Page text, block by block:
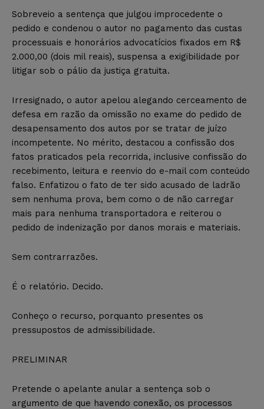
Sobreveio a sentença que julgou improcedente o
pedido e condenou o autor no pagamento das custas
processuais e honorários advocatícios fixados em R$
2.000,00 (dois mil reais), suspensa a exigibilidade por
litigar sob o pálio da justiça gratuita.
Irresignado, o autor apelou alegando cerceamento de
defesa em razão da omissão no exame do pedido de
desapensamento dos autos por se tratar de juízo
incompetente. No mérito, destacou a confissão dos
fatos praticados pela recorrida, inclusive confissão do
recebimento, leitura e reenvio do e-mail com conteúdo
falso. Enfatizou o fato de ter sido acusado de ladrão
sem nenhuma prova, bem como o de não carregar
mais para nenhuma transportadora e reiterou o
pedido de indenização por danos morais e materiais.
Sem contrarrazões.
É o relatório. Decido.
Conheço o recurso, porquanto presentes os
pressupostos de admissibilidade.
PRELIMINAR
Pretende o apelante anular a sentença sob o
argumento de que havendo conexão, os processos